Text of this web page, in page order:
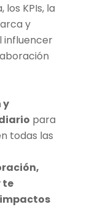
KPIs, la
y
influencer
y
para
todas las
te